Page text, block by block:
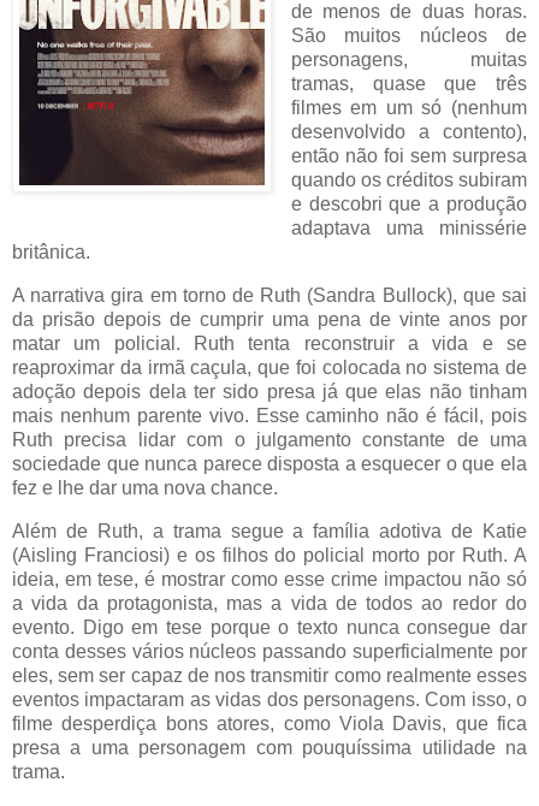
de menos de duas horas.
São muitos núcleos de
personagens, muitas
tramas, quase que três
filmes em um só (nenhum
desenvolvido a contento),
então não foi sem surpresa
quando os créditos subiram
e descobri que a produção
adaptava uma minissérie
britânica.
A narrativa gira em torno de Ruth (Sandra Bullock), que sai
da prisão depois de cumprir uma pena de vinte anos por
matar um policial. Ruth tenta reconstruir a vida e se
reaproximar da irmã caçula, que foi colocada no sistema de
adoção depois dela ter sido presa já que elas não tinham
mais nenhum parente vivo. Esse caminho não é fácil, pois
Ruth precisa lidar com o julgamento constante de uma
sociedade que nunca parece disposta a esquecer o que ela
fez e lhe dar uma nova chance.
Além de Ruth, a trama segue a família adotiva de Katie
(Aisling Franciosi) e os filhos do policial morto por Ruth. A
ideia, em tese, é mostrar como esse crime impactou não só
a vida da protagonista, mas a vida de todos ao redor do
evento. Digo em tese porque o texto nunca consegue dar
conta desses vários núcleos passando superficialmente por
eles, sem ser capaz de nos transmitir como realmente esses
eventos impactaram as vidas dos personagens. Com isso, o
filme desperdiça bons atores, como Viola Davis, que fica
presa a uma personagem com pouquíssima utilidade na
trama.